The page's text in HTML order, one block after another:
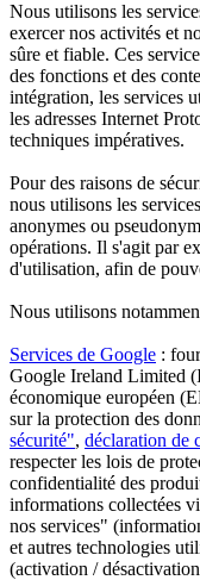
Nous utilisons les
exercer nos activités et
sûre et fiable. Ces
des fonctions et des
intégration, les services
les adresses Internet
techniques impératives.
Pour des raisons de
nous utilisons les
anonymes ou
opérations. Il s'agit par
d'utilisation, afin de
Nous utilisons
Services de Google :
Google Ireland Limited
économique européen
sur la protection des
sécurité", déclaration de
respecter les lois de
confidentialité des
informations collectées
nos services"
et autres technologies
(activation /